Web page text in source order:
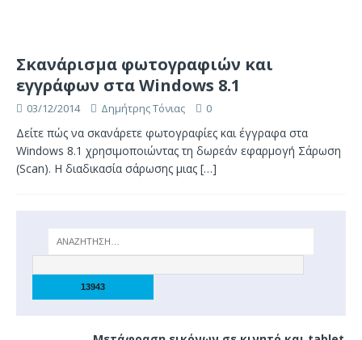
Σκανάρισμα φωτογραφιών και
εγγράφων στα Windows 8.1
03/12/2014 Δημήτρης Τόνιας 0
Δείτε πώς να σκανάρετε φωτογραφίες και έγγραφα στα
Windows 8.1 χρησιμοποιώντας τη δωρεάν εφαρμογή Σάρωση
(Scan). Η διαδικασία σάρωσης μιας […]